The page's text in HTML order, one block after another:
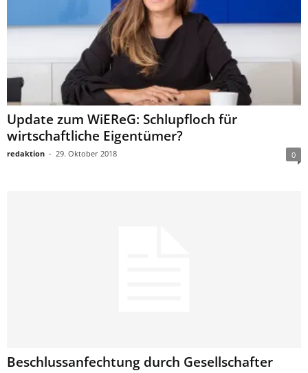
Update zum WiEReG: Schlupfloch für
wirtschaftliche Eigentümer?
redaktion - 29. Oktober 2018 0
Beschlussanfechtung durch Gesellschafter